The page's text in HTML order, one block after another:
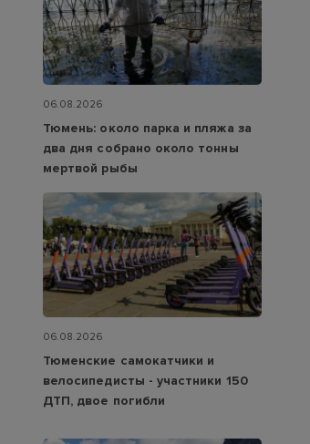
06.08.2026
Тюмень: около парка и пляжа за
два дня собрано около тонны
мертвой рыбы
06.08.2026
Тюменские самокатчики и
велосипедисты - участники 150
ДТП, двое погибли